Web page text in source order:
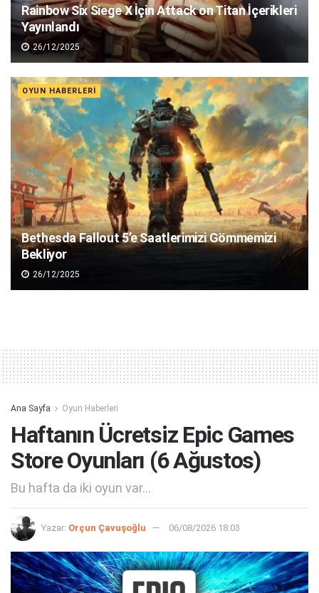
Rainbow Six Siege X İçin Attack on Titan İçerikleri
Yayınlandı
26/12/2025
OYUN HABERLERI
Bethesda Fallout 5’e Saatlerimizi Gömmemizi
Bekliyor
26/12/2025
Ana Sayfa Oyun Haberleri
Haftanın Ücretsiz Epic Games
Store Oyunları (6 Ağustos)
Bu hafta da iki oyun var...
Yazar: Orçun Çavuşoğlu 06/08/2026 18:03